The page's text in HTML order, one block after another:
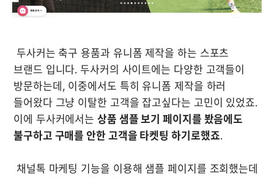
브랜드 입니다. 두사커의 사이트에는 다양한 고객들이
방문하는데, 이중에서도 특히 유니폼 제작을 하러
들어왔다 그냥 이탈한 고객을 잡고싶다는 고민이 있었죠.
이에 두사커에서는 상품 샘플 보기 페이지를 봤음에도
불구하고 구매를 안한 고객을 타켓팅 하기로했죠.